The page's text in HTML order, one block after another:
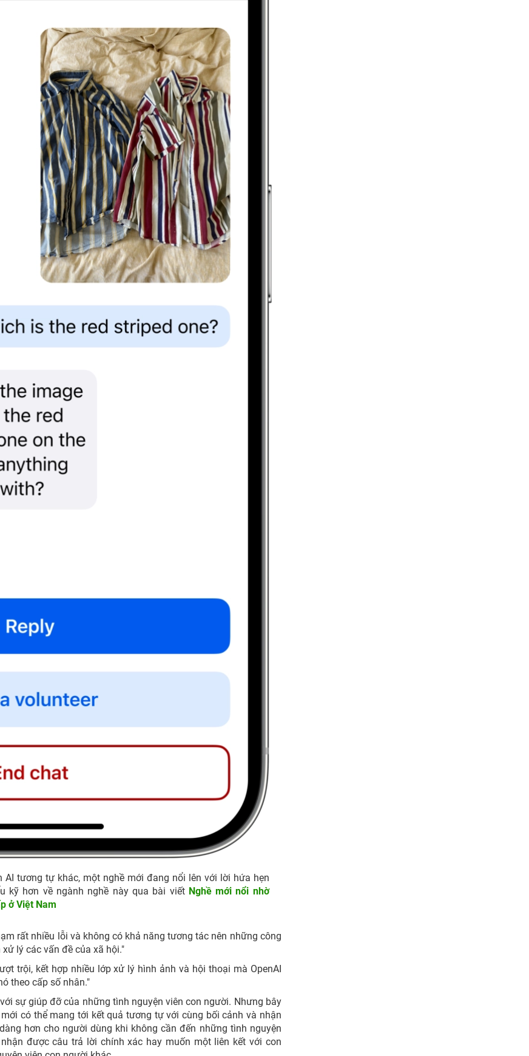
tương tự khác, một nghề mới đang nổi lên với lời hứa hẹn
kỹ hơn về ngành nghề này qua bài viết Nghề mới nổi nhờ
ở Việt Nam
rất nhiều lỗi và không có khả năng tương tác nên những công
lý các vấn đề của xã hội."
trội, kết hợp nhiều lớp xử lý hình ảnh và hội thoại mà OpenAI
theo cấp số nhân."
sự giúp đỡ của những tình nguyện viên con người. Nhưng bây
có thể mang tới kết quả tương tự với cùng bối cảnh và nhận
hơn cho người dùng khi không cần đến những tình nguyện
được câu trả lời chính xác hay muốn một liên kết với con